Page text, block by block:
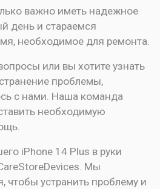
важно иметь надежное
день и стараемся
необходимое для ремонта.
или вы хотите узнать
проблемы,
с нами. Наша команда
необходимую
iPhone 14 Plus в руки
Мы
чтобы устранить проблему и